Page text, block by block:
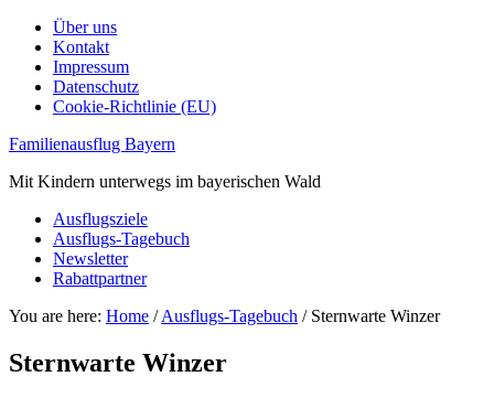
Über uns
Kontakt
Impressum
Datenschutz
Cookie-Richtlinie (EU)
Familienausflug Bayern
Mit Kindern unterwegs im bayerischen Wald
Ausflugsziele
Ausflugs-Tagebuch
Newsletter
Rabattpartner
You are here: Home / Ausflugs-Tagebuch /Sternwarte Winzer
Sternwarte Winzer